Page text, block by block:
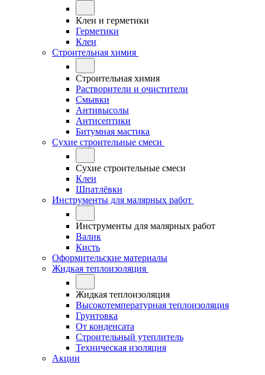
Клеи и герметики
Герметики
Клеи
Строительная химия
Строительная химия
Растворители и очистители
Смывки
Антивысолы
Антисептики
Битумная мастика
Сухие строительные смеси
Сухие строительные смеси
Клеи
Шпатлёвки
Инструменты для малярных работ
Инструменты для малярных работ
Валик
Кисть
Оформительские материалы
Жидкая теплоизоляция
Жидкая теплоизоляция
Высокотемпературная теплоизоляция
Грунтовка
От конденсата
Строительный утеплитель
Техническая изоляция
Акции